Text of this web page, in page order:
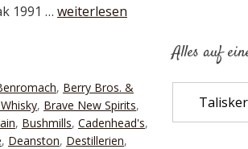
1991 … weiterlesen
, Berry Bros. &
, Brave New Spirits,
, Bushmills, Cadenhead's,
, Deanston, Destillerien,
Alles auf